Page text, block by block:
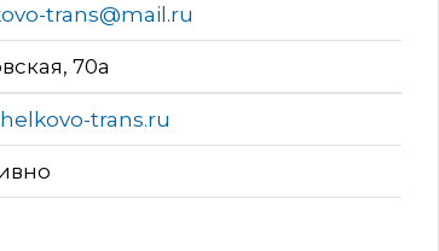
trans@mail.ru
70а
trans.ru